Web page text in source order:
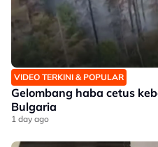
VIDEO TERKINI & POPULAR
Gelombang haba cetus
Bulgaria
1 day ago